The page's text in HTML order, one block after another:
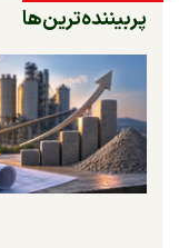
پربیننده‌ترین‌ها